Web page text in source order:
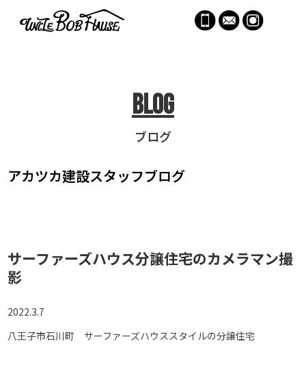
Blog
ブログ
アカツカ建設スタッフブログ
サーファーズハウス分譲住宅のカメラマン撮
影
2022.3.7
八王子市石川町 サーファーズハウススタイルの分譲住宅